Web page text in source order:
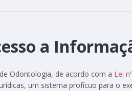
a
Odontologia, de acordo com a Lei
um sistema profícuo para o